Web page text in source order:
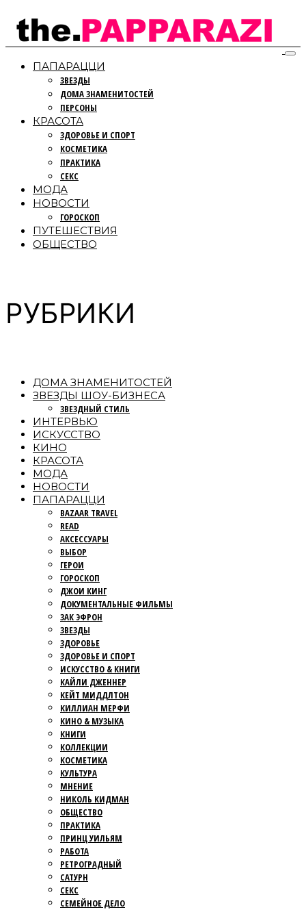
ПАПАРАЦЦИ
ЗВЕЗДЫ
ДОМА ЗНАМЕНИТОСТЕЙ
ПЕРСОНЫ
КРАСОТА
ЗДОРОВЬЕ И СПОРТ
КОСМЕТИКА
ПРАКТИКА
СЕКС
МОДА
НОВОСТИ
ГОРОСКОП
ПУТЕШЕСТВИЯ
ОБЩЕСТВО
РУБРИКИ
ДОМА ЗНАМЕНИТОСТЕЙ
ЗВЕЗДЫ ШОУ-БИЗНЕСА
ЗВЕЗДНЫЙ СТИЛЬ
ИНТЕРВЬЮ
ИСКУССТВО
КИНО
КРАСОТА
МОДА
НОВОСТИ
ПАПАРАЦЦИ
BAZAAR TRAVEL
READ
АКСЕССУАРЫ
ВЫБОР
ГЕРОИ
ГОРОСКОП
ДЖОИ КИНГ
ДОКУМЕНТАЛЬНЫЕ ФИЛЬМЫ
ЗАК ЭФРОН
ЗВЕЗДЫ
ЗДОРОВЬЕ
ЗДОРОВЬЕ И СПОРТ
ИСКУССТВО & КНИГИ
КАЙЛИ ДЖЕННЕР
КЕЙТ МИДДЛТОН
КИЛЛИАН МЕРФИ
КИНО & МУЗЫКА
КНИГИ
КОЛЛЕКЦИИ
КОСМЕТИКА
КУЛЬТУРА
МНЕНИЕ
НИКОЛЬ КИДМАН
ОБЩЕСТВО
ПРАКТИКА
ПРИНЦ УИЛЬЯМ
РАБОТА
РЕТРОГРАДНЫЙ
САТУРН
СЕКС
СЕМЕЙНОЕ ДЕЛО